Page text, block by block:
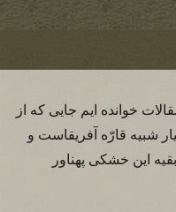
خوانده ایم جایی که از
شبیه قارّه آفریقاست و
این خشکی پهناور